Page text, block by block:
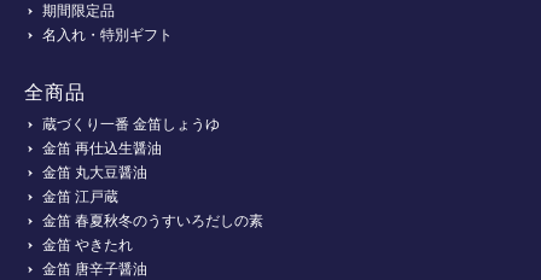
期間限定品
名入れ・特別ギフト
全商品
蔵づくり一番 金笛しょうゆ
金笛 再仕込生醤油
金笛 丸大豆醤油
金笛 江戸蔵
金笛 春夏秋冬のうすいろだしの素
金笛 やきたれ
金笛 唐辛子醤油